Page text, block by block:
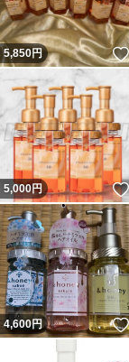
5,850円
5,000円
4,600円